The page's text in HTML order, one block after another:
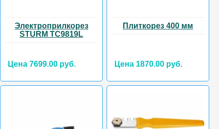
Электроприлкорез
STURM TC9819L
Цена 7699.00 руб.
Плиткорез 400 мм
Цена 1870.00 руб.